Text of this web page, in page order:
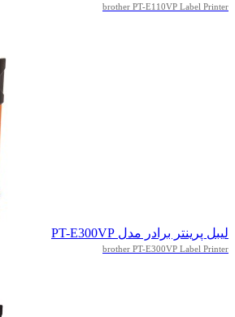
brother PT-E110VP Label Printer
لیبل پرینتر برادر مدل PT-E300VP
brother PT-E300VP Label Printer